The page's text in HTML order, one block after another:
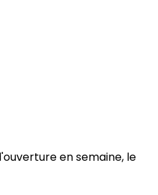
en semaine, le